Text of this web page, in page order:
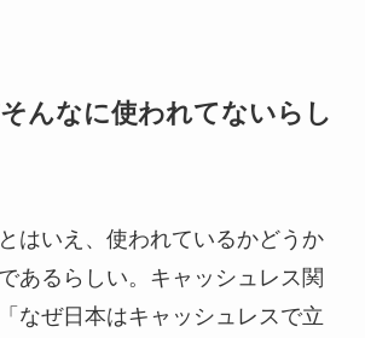
んなに使われてないらし
はいえ、使われているかどうか
あるらしい。キャッシュレス関
なぜ日本はキャッシュレスで立